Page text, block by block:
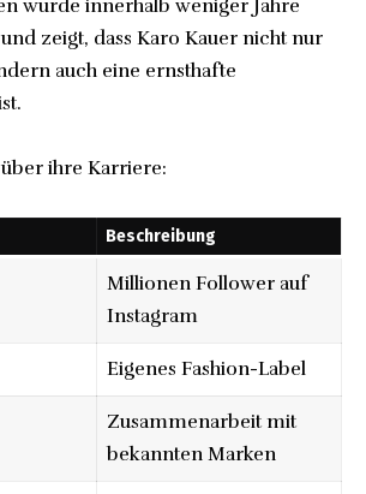
wurde innerhalb weniger Jahre
zeigt, dass Karo Kauer nicht nur
auch eine ernsthafte
ihre Karriere:
Beschreibung
Millionen Follower auf
Instagram
Eigenes Fashion-Label
Zusammenarbeit mit
bekannten Marken